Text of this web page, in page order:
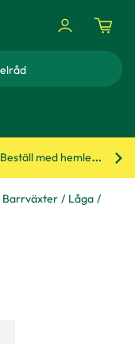
Beställ med hemleverans!
Barrväxter Låga